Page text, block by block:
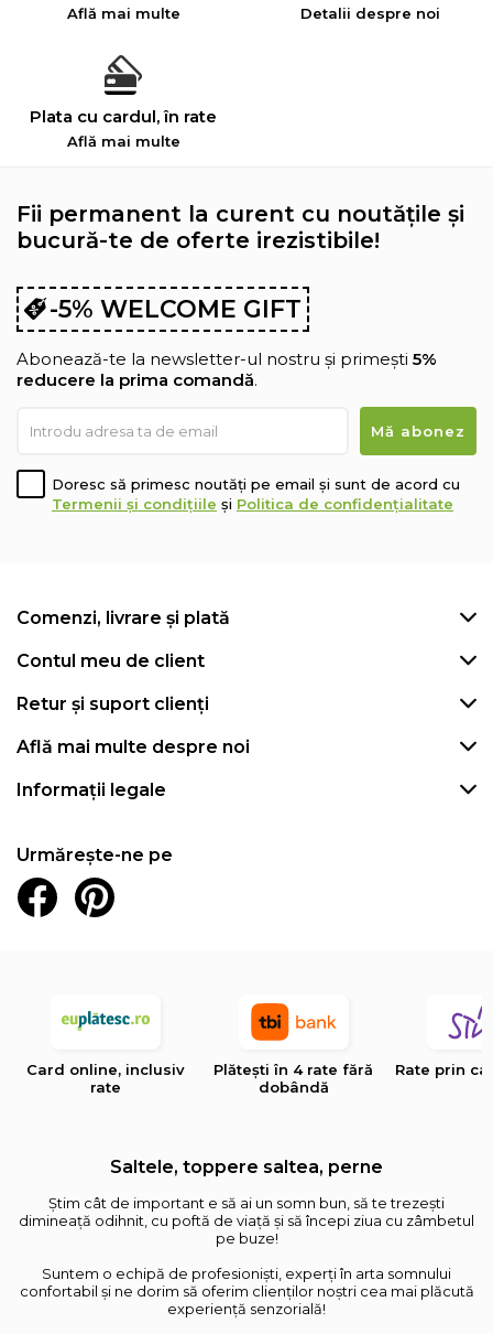
Află mai multe Detalii despre noi
Plata cu cardul, în rate
Află mai multe
Fii permanent la curent cu noutățile și
bucură-te de oferte irezistibile!
-5% WELCOME GIFT
Abonează-te la newsletter-ul nostru și primești 5%
reducere la prima comandă.
Doresc să primesc noutăți pe email și sunt de acord cu
Termenii și condițiile și Politica de confidențialitate
Comenzi, livrare și plată
Contul meu de client
Retur și suport clienți
Află mai multe despre noi
Informații legale
Urmărește-ne pe
Card online, inclusiv
rate
Plătești în 4 rate fără
dobândă
Rate prin
Saltele, toppere saltea, perne
Știm cât de important e să ai un somn bun, să te trezești
dimineață odihnit, cu poftă de viață și să începi ziua cu zâmbetul
pe buze!
Suntem o echipă de profesioniști, experți în arta somnului
confortabil și ne dorim să oferim clienților noștri cea mai plăcută
experiență senzorială!